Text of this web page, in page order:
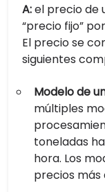
A:el precio de
“precio fijo”
El precio se
siguientes
Modelo de
múltiples
toneladas
hora. Los
precios más